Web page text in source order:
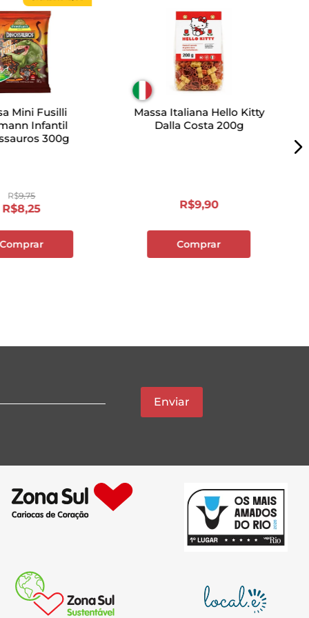
Mini Fusilli
Infantil
300g
R$9,75
R$8,25
Comprar
Massa Italiana Hello Kitty
Dalla Costa 200g
R$9,90
Comprar
Enviar